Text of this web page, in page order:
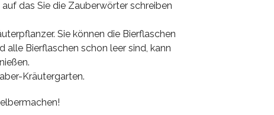
das Sie die Zauberwörter schreiben
Sie können die Bierflaschen
Bierflaschen schon leer sind, kann
Kräutergarten.